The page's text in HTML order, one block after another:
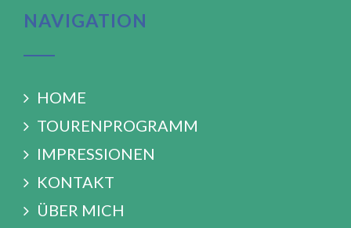
NAVIGATION
HOME
TOURENPROGRAMM
IMPRESSIONEN
KONTAKT
ÜBER MICH